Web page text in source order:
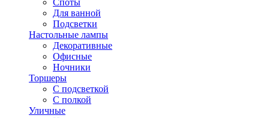
Споты
Для ванной
Подсветки
Настольные лампы
Декоративные
Офисные
Ночники
Торшеры
С подсветкой
С полкой
Уличные